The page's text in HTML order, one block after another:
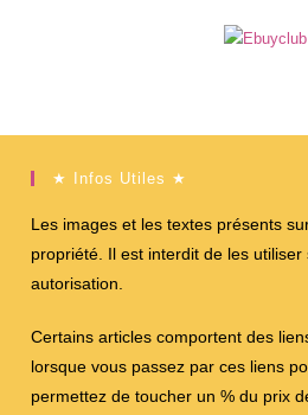
★ Infos Utiles ★
Les images et les textes présents
propriété. Il est interdit de les
autorisation.
Certains articles comportent des
lorsque vous passez par ces liens
permettez de toucher un % du prix